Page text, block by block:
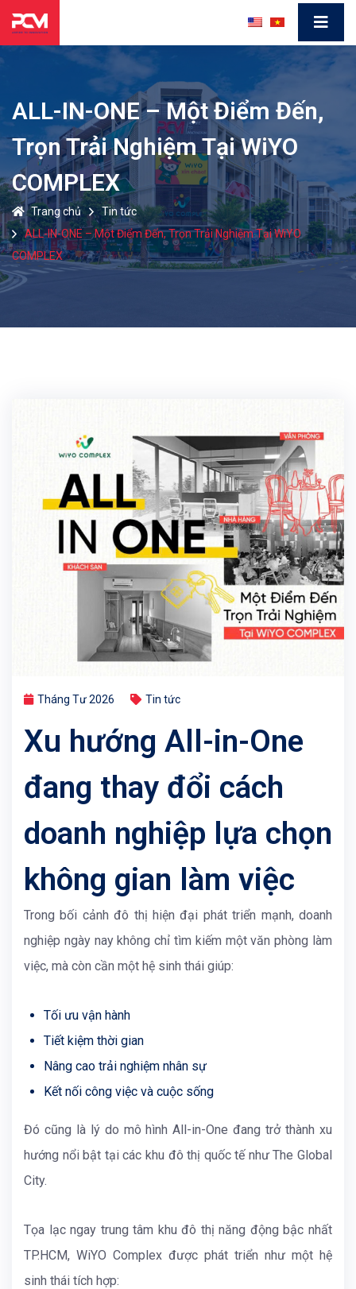
ALL-IN-ONE – Một Điểm Đến,
Trọn Trải Nghiệm Tại WiYO
COMPLEX
Trang chủ
Tin tức
ALL-IN-ONE – Một Điểm Đến, Trọn Trải Nghiệm Tại WiYO
COMPLEX
Tháng Tư 2026 Tin tức
Xu hướng All-in-One
đang thay đổi cách
doanh nghiệp lựa chọn
không gian làm việc
Trong bối cảnh đô thị hiện đại phát triển mạnh, doanh
nghiệp ngày nay không chỉ tìm kiếm một văn phòng làm
việc, mà còn cần một hệ sinh thái giúp:
Tối ưu vận hành
Tiết kiệm thời gian
Nâng cao trải nghiệm nhân sự
Kết nối công việc và cuộc sống
Đó cũng là lý do mô hình All-in-One đang trở thành xu
hướng nổi bật tại các khu đô thị quốc tế nhưThe Global
City.
Tọa lạc ngay trung tâm khu đô thị năng động bậc nhất
TP.HCM, WiYO Complex được phát triển như một hệ
sinh thái tích hợp: